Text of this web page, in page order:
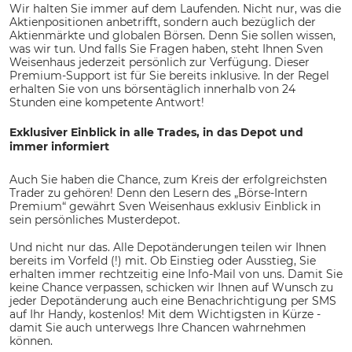
Wir halten Sie immer auf dem Laufenden. Nicht nur, was die
Aktienpositionen anbetrifft, sondern auch bezüglich der
Aktienmärkte und globalen Börsen. Denn Sie sollen wissen,
was wir tun. Und falls Sie Fragen haben, steht Ihnen Sven
Weisenhaus jederzeit persönlich zur Verfügung. Dieser
Premium-Support ist für Sie bereits inklusive. In der Regel
erhalten Sie von uns börsentäglich innerhalb von 24
Stunden eine kompetente Antwort!
Exklusiver Einblick in alle Trades, in das Depot und
immer informiert
Auch Sie haben die Chance, zum Kreis der erfolgreichsten
Trader zu gehören! Denn den Lesern des „Börse-Intern
Premium“ gewährt Sven Weisenhaus exklusiv Einblick in
sein persönliches Musterdepot.
Und nicht nur das. Alle Depotänderungen teilen wir Ihnen
bereits im Vorfeld (!) mit. Ob Einstieg oder Ausstieg, Sie
erhalten immer rechtzeitig eine Info-Mail von uns. Damit Sie
keine Chance verpassen, schicken wir Ihnen auf Wunsch zu
jeder Depotänderung auch eine Benachrichtigung per SMS
auf Ihr Handy, kostenlos! Mit dem Wichtigsten in Kürze -
damit Sie auch unterwegs Ihre Chancen wahrnehmen
können.